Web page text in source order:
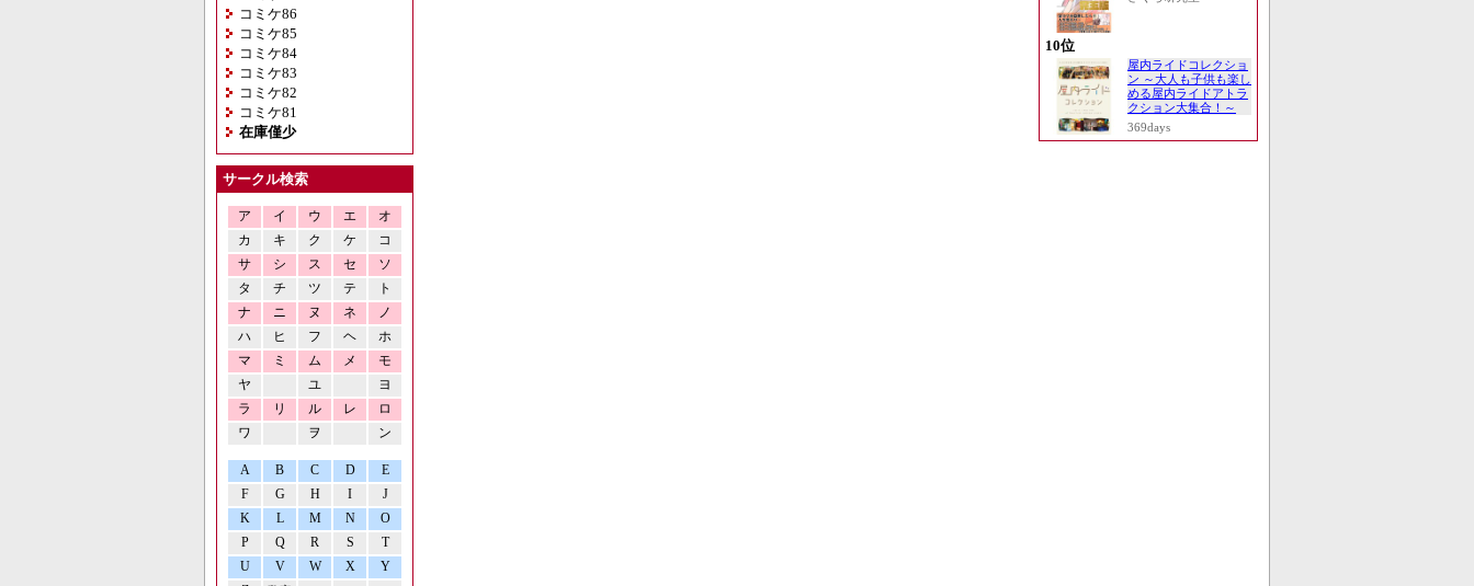
コミケ86
コミケ85
コミケ84
コミケ83
コミケ82
コミケ81
在庫僅少
サークル検索
ア イ ウ エ
オ
カ
キ ク ケ
コ
サ
シ ス セ
ソ
タ
チ ツ テ
ト
ナ
ニ ヌ ネ
ノ
ハ
ヒ フ ヘ
ホ
マ
ミ ム メ
モ
ヤ
ユ
ヨ
ラ
リ ル レ
ロ
ワ
ヲ ン
A B C D
E
F
G H I
J
K
L M N
O
P
Q R S
T
U
V W X
Y
10位
屋内ライドコレクショ
ン ～大人も子供も楽し
める屋内ライドアトラ
クション大集合！～
369days